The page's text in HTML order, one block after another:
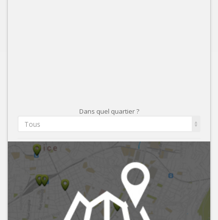
Dans quel quartier ?
Tous